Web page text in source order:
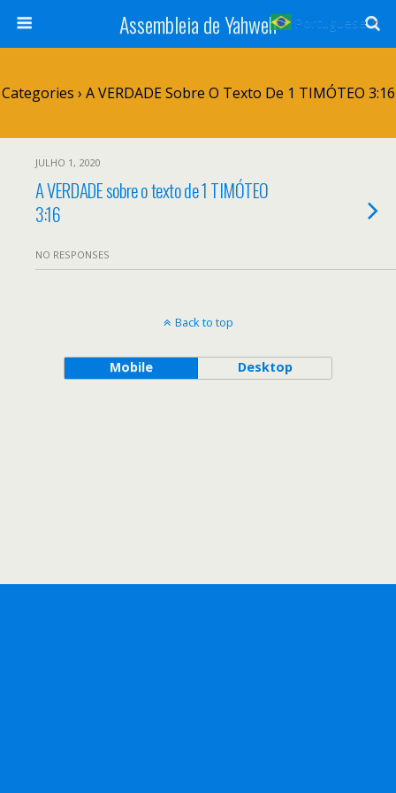
Assembleia de Yahweh
Categories › A VERDADE Sobre O Texto De 1 TIMÓTEO 3:16
JULHO 1, 2020
A VERDADE sobre o texto de 1 TIMÓTEO
3:16
NO RESPONSES
Back to top
Mobile Desktop
Portuguese ▼